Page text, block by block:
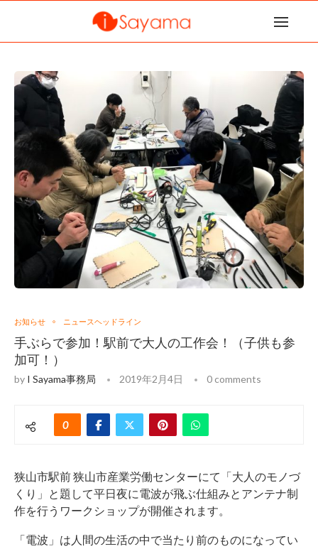
お知らせ ニュースヘッドライン
手ぶらで参加！駅前で大人の工作会！（子供も参
加可！）
by I Sayama事務局 2019年2月4日 0 comments
0
狭山市駅前 狭山市産業労働センターにて「大人のモノづ
くり」と題して平日夜に電波が飛ぶ仕組みとアンテナ制
作を行うワークショップが開催されます。
「電波」は人間の生活の中で当たり前のものになってい